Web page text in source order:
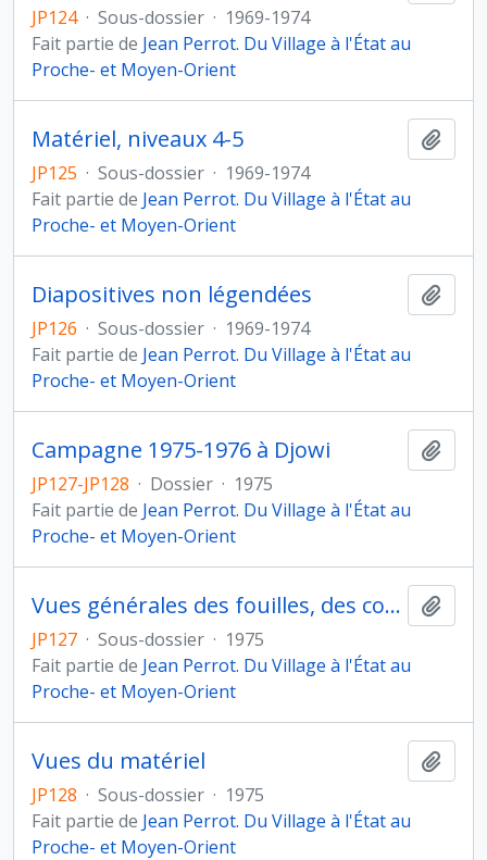
JP124 · Sous-dossier · 1969-1974
Fait partie de Jean Perrot. Du Village à l'État au
Proche- et Moyen-Orient
Matériel, niveaux 4-5
JP125 · Sous-dossier · 1969-1974
Fait partie de Jean Perrot. Du Village à l'État au
Proche- et Moyen-Orient
Diapositives non légendées
JP126 · Sous-dossier · 1969-1974
Fait partie de Jean Perrot. Du Village à l'État au
Proche- et Moyen-Orient
Campagne 1975-1976 à Djowi
JP127-JP128 · Dossier · 1975
Fait partie de Jean Perrot. Du Village à l'État au
Proche- et Moyen-Orient
Vues générales des fouilles, des coupes stratigraphiques et de l'habitat
JP127 · Sous-dossier · 1975
Fait partie de Jean Perrot. Du Village à l'État au
Proche- et Moyen-Orient
Vues du matériel
JP128 · Sous-dossier · 1975
Fait partie de Jean Perrot. Du Village à l'État au
Proche- et Moyen-Orient